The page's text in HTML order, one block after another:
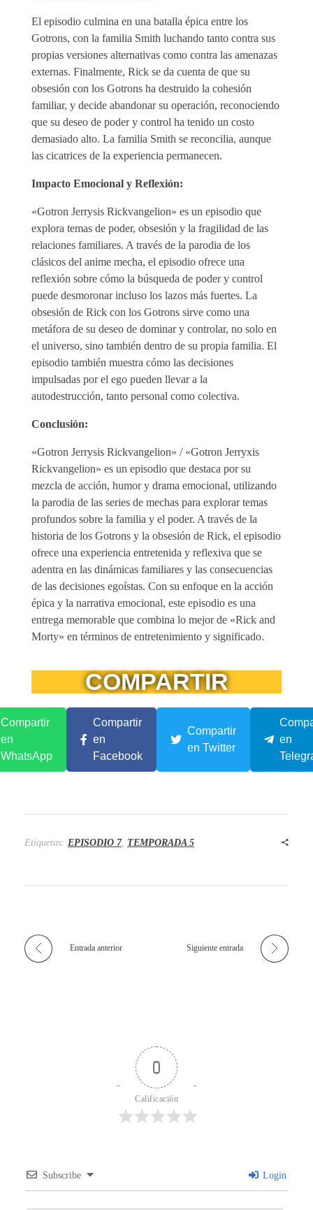
El episodio culmina en una batalla épica entre los
Gotrons, con la familia Smith luchando tanto contra sus
propias versiones alternativas como contra las amenazas
externas. Finalmente, Rick se da cuenta de que su
obsesión con los Gotrons ha destruido la cohesión
familiar, y decide abandonar su operación, reconociendo
que su deseo de poder y control ha tenido un costo
demasiado alto. La familia Smith se reconcilia, aunque
las cicatrices de la experiencia permanecen.
Impacto Emocional y Reflexión:
«Gotron Jerrysis Rickvangelion» es un episodio que
explora temas de poder, obsesión y la fragilidad de las
relaciones familiares. A través de la parodia de los
clásicos del anime mecha, el episodio ofrece una
reflexión sobre cómo la búsqueda de poder y control
puede desmoronar incluso los lazos más fuertes. La
obsesión de Rick con los Gotrons sirve como una
metáfora de su deseo de dominar y controlar, no solo en
el universo, sino también dentro de su propia familia. El
episodio también muestra cómo las decisiones
impulsadas por el ego pueden llevar a la
autodestrucción, tanto personal como colectiva.
Conclusión:
«Gotron Jerrysis Rickvangelion» / «Gotron Jerryxis
Rickvangelion» es un episodio que destaca por su
mezcla de acción, humor y drama emocional, utilizando
la parodia de las series de mechas para explorar temas
profundos sobre la familia y el poder. A través de la
historia de los Gotrons y la obsesión de Rick, el episodio
ofrece una experiencia entretenida y reflexiva que se
adentra en las dinámicas familiares y las consecuencias
de las decisiones egoístas. Con su enfoque en la acción
épica y la narrativa emocional, este episodio es una
entrega memorable que combina lo mejor de «Rick and
Morty» en términos de entretenimiento y significado.
COMPARTIR
Compartir
en
WhatsApp
Compartir
en
Facebook
Compartir
en Twitter
en
Etiquetas: EPISODIO 7, TEMPORADA 5
Entrada anterior Siguiente entrada
0
Calificación
Subscribe Login